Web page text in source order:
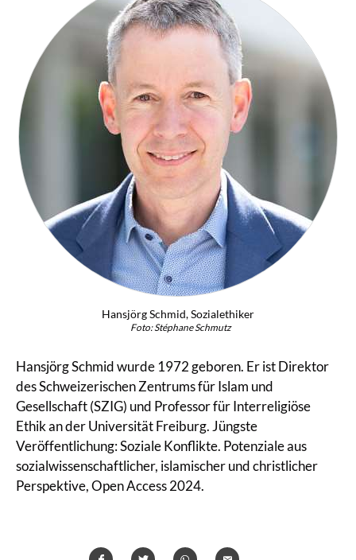
Hansjörg Schmid, Sozialethiker
Foto: Stéphane Schmutz
Hansjörg Schmid wurde 1972 geboren. Er ist Direktor
des Schweizerischen Zentrums für Islam und
Gesellschaft (SZIG) und Professor für Interreligiöse
Ethik an der Universität Freiburg. Jüngste
Veröffentlichung: Soziale Konflikte. Potenziale aus
sozialwissenschaftlicher, islamischer und christlicher
Perspektive, Open Access 2024.